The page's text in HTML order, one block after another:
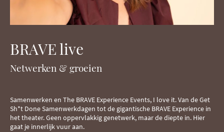
BRAVE live
Netwerken & groeien
Samenwerken en The BRAVE Experience Events, I love it. Van de Get
Sh*t Done Samenwerkdagen tot de gigantische BRAVE Experience in
het theater. Geen oppervlakkig genetwerk, maar de diepte in. Hier
gaat je innerlijk vuur aan.